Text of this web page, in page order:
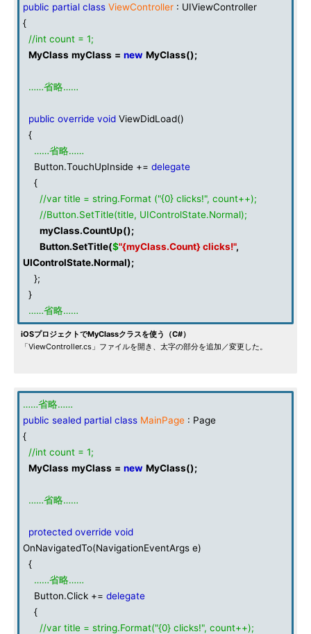
public partial class ViewController : UIViewController
{
//int count = 1;
MyClass myClass = new MyClass();
……省略……
public override void ViewDidLoad()
{
……省略……
Button.TouchUpInside += delegate
{
//var title = string.Format ("{0} clicks!", count++);
//Button.SetTitle(title, UIControlState.Normal);
myClass.CountUp();
Button.SetTitle($"{myClass.Count} clicks!",
UIControlState.Normal);
};
}
……省略……
iOSプロジェクトでMyClassクラスを使う（C#）
「ViewController.cs」ファイルを開き、太字の部分を追加／変更した。
……省略……
public sealed partial class MainPage : Page
{
//int count = 1;
MyClass myClass = new MyClass();
……省略……
protected override void
OnNavigatedTo(NavigationEventArgs e)
{
……省略……
Button.Click += delegate
{
//var title = string.Format("{0} clicks!", count++);